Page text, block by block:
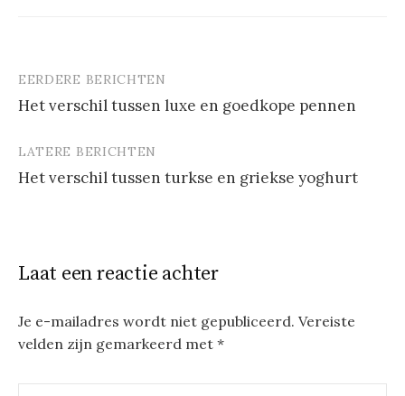
Berichtnavigatie
EERDERE BERICHTEN
Het verschil tussen luxe en goedkope pennen
LATERE BERICHTEN
Het verschil tussen turkse en griekse yoghurt
Laat een reactie achter
Je e-mailadres wordt niet gepubliceerd. Vereiste
velden zijn gemarkeerd met *